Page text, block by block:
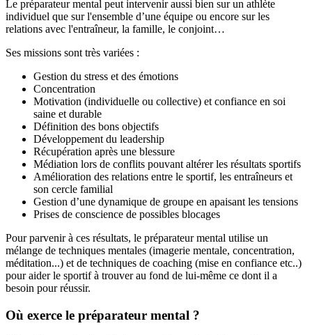
Le préparateur mental peut intervenir aussi bien sur un athlète
individuel que sur l'ensemble d’une équipe ou encore sur les
relations avec l'entraîneur, la famille, le conjoint…
Ses missions sont très variées :
Gestion du stress et des émotions
Concentration
Motivation (individuelle ou collective) et confiance en soi
saine et durable
Définition des bons objectifs
Développement du leadership
Récupération après une blessure
Médiation lors de conflits pouvant altérer les résultats sportifs
Amélioration des relations entre le sportif, les entraîneurs et
son cercle familial
Gestion d’une dynamique de groupe en apaisant les tensions
Prises de conscience de possibles blocages
Pour parvenir à ces résultats, le préparateur mental utilise un
mélange de techniques mentales (imagerie mentale, concentration,
méditation...) et de techniques de coaching (mise en confiance etc..)
pour aider le sportif à trouver au fond de lui-même ce dont il a
besoin pour réussir.
Où exerce le préparateur mental ?